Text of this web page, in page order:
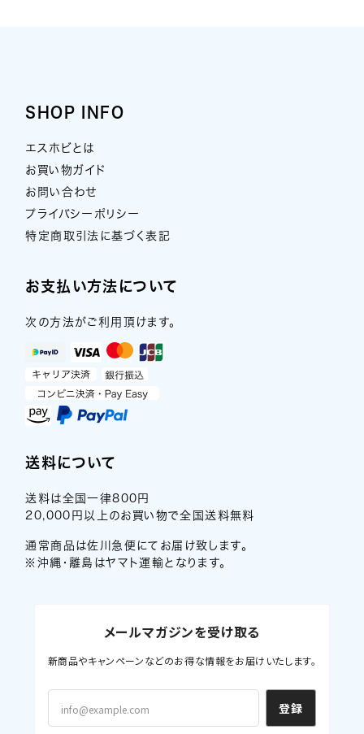
SHOP INFO
エスホビとは
お買い物ガイド
お問い合わせ
プライバシーポリシー
特定商取引法に基づく表記
お支払い方法について
次の方法がご利用頂けます。
送料について
送料は全国一律800円
20,000円以上のお買い物で全国送料無料
通常商品は佐川急便にてお届け致します。
※沖縄・離島はヤマト運輸となります。
メールマガジンを受け取る
新商品やキャンペーンなどのお得な情報をお届けいたします。
登録